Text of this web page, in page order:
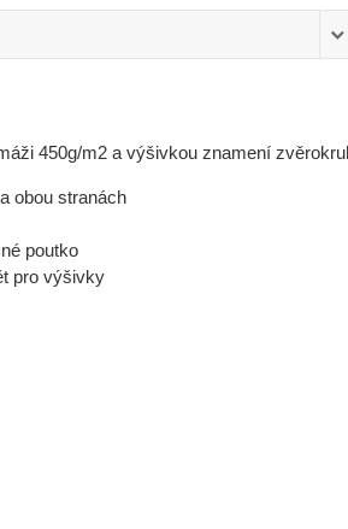
450g/m2 a výšivkou znamení
obou stranách
poutko
pro výšivky